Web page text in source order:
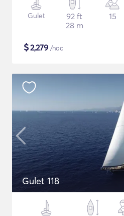
Gulet
92 ft
28 m
15
$2,279 /noc
Gulet 118